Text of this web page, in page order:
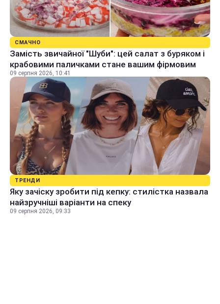
СМАЧНО
Замість звичайної "Шуби": цей салат з буряком і
крабовими паличками стане вашим фірмовим
09 серпня 2026, 10:41
ТРЕНДИ
Яку зачіску зробити під кепку: стилістка назвала
найзручніші варіанти на спеку
09 серпня 2026, 09:33